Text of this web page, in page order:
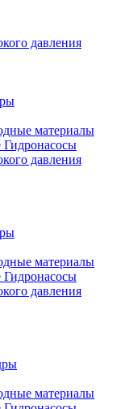
давления
материалы
Гидронасосы
давления
материалы
Гидронасосы
давления
материалы